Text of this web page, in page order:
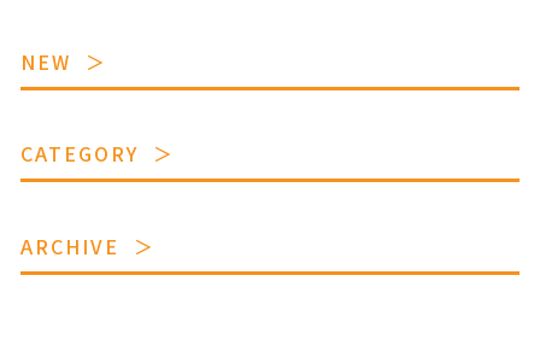
NEW
CATEGORY
ARCHIVE